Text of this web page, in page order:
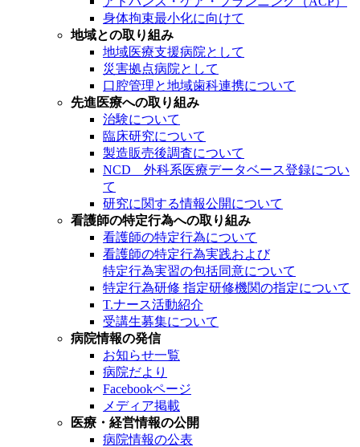
身体拘束最小化に向けて
地域との取り組み
地域医療支援病院として
災害拠点病院として
口腔管理と地域歯科連携について
先進医療への取り組み
治験について
臨床研究について
製造販売後調査について
NCD 外科系医療データベース登録につい
て
研究に関する情報公開について
看護師の特定行為への取り組み
看護師の特定行為について
看護師の特定行為実践および
特定行為実習の包括同意について
特定行為研修 指定研修機関の指定について
T.ナース活動紹介
受講生募集について
病院情報の発信
お知らせ一覧
病院だより
Facebookページ
メディア掲載
医療・経営情報の公開
病院情報の公表